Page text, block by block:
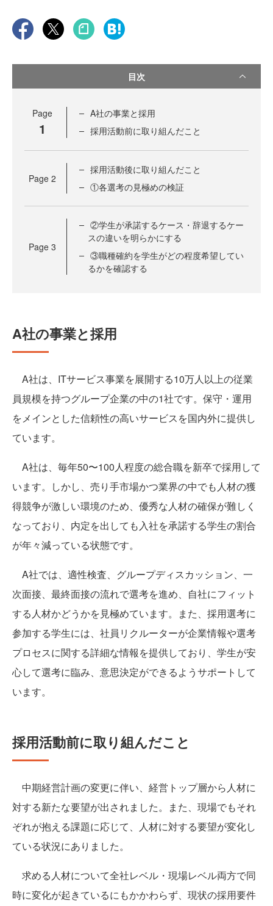
目次
Page
1
A社の事業と採用
採用活動前に取り組んだこと
Page 2
採用活動後に取り組んだこと
①各選考の見極めの検証
Page 3
②学生が承諾するケース・辞退するケー
スの違いを明らかにする
③職種確約を学生がどの程度希望してい
るかを確認する
A社の事業と採用
A社は、ITサービス事業を展開する10万人以上の従業
員規模を持つグループ企業の中の1社です。保守・運用
をメインとした信頼性の高いサービスを国内外に提供し
ています。
A社は、毎年50〜100人程度の総合職を新卒で採用して
います。しかし、売り手市場かつ業界の中でも人材の獲
得競争が激しい環境のため、優秀な人材の確保が難しく
なっており、内定を出しても入社を承諾する学生の割合
が年々減っている状態です。
A社では、適性検査、グループディスカッション、一
次面接、最終面接の流れで選考を進め、自社にフィット
する人材かどうかを見極めています。また、採用選考に
参加する学生には、社員リクルーターが企業情報や選考
プロセスに関する詳細な情報を提供しており、学生が安
心して選考に臨み、意思決定ができるようサポートして
います。
採用活動前に取り組んだこと
中期経営計画の変更に伴い、経営トップ層から人材に
対する新たな要望が出されました。また、現場でもそれ
ぞれが抱える課題に応じて、人材に対する要望が変化し
ている状況にありました。
求める人材について全社レベル・現場レベル両方で同
時に変化が起きているにもかかわらず、現状の採用要件